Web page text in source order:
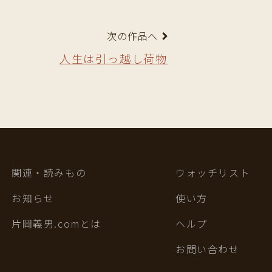
次の作品へ
人生は引っ越し荷物
関連・読みもの
お知らせ
片岡義男.comとは
ウォッチリスト
使い方
ヘルプ
お問い合わせ